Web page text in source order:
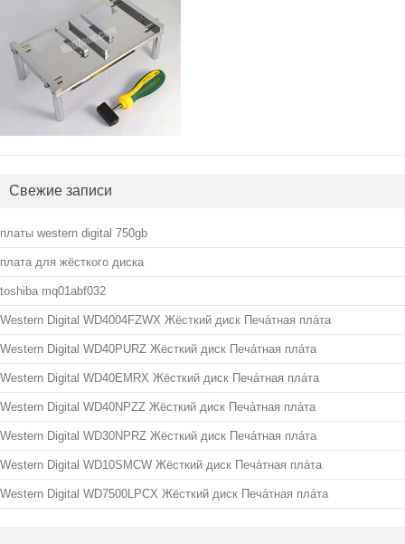
Свежие записи
платы western digital 750gb
плата для жёсткого диска
toshiba mq01abf032
Western Digital WD4004FZWX Жёсткий диск Печа́тная пла́та
Western Digital WD40PURZ Жёсткий диск Печа́тная пла́та
Western Digital WD40EMRX Жёсткий диск Печа́тная пла́та
Western Digital WD40NPZZ Жёсткий диск Печа́тная пла́та
Western Digital WD30NPRZ Жёсткий диск Печа́тная пла́та
Western Digital WD10SMCW Жёсткий диск Печа́тная пла́та
Western Digital WD7500LPCX Жёсткий диск Печа́тная пла́та